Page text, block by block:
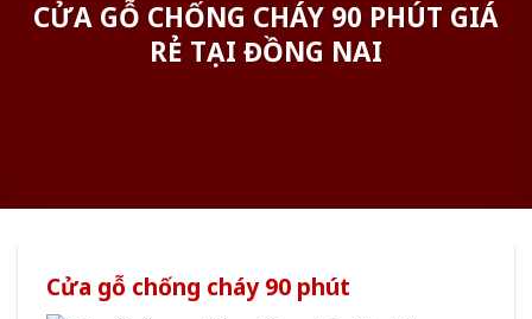
CỬA GỖ CHỐNG CHÁY 90 PHÚT GIÁ
RẺ TẠI ĐỒNG NAI
Cửa gỗ chống cháy 90 phút